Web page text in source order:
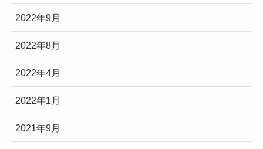
2022年9月
2022年8月
2022年4月
2022年1月
2021年9月